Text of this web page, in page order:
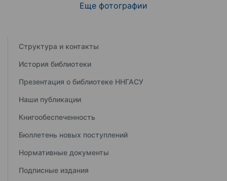
Еще фотографии
Структура и контакты
История библиотеки
Презентация о библиотеке ННГАСУ
Наши публикации
Книгообеспеченность
Бюллетень новых поступлений
Нормативные документы
Подписные издания